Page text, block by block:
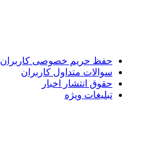
حفظ حریم خصوصی کاربران
سوالات متداول کاربران
حقوق انتشار اخبار
تبلیغات ویژه